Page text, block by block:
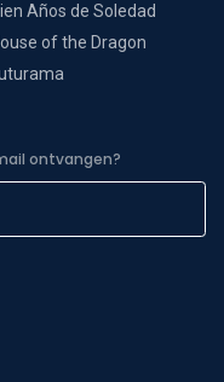
Años de Soledad
of the Dragon
ontvangen?